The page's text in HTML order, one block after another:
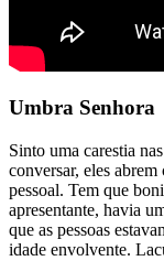
Umbra Senhora
Sinto uma carestia
conversar, eles
pessoal. Tem que
apresentante, havia
que as pessoas
idade envolvente.